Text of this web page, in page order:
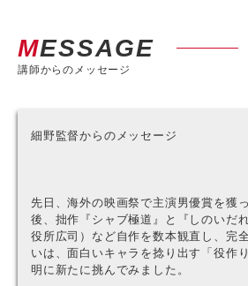
MESSAGE
講師からのメッセージ
細野監督からのメッセージ
先日、海外の映画祭で主演男優賞を獲
後、拙作『シャブ極道』と『しのいだ
役所広司）など自作を数本観直し、完
いは、面白いキャラを捻り出す「役作
明に新たに挑んでみました。